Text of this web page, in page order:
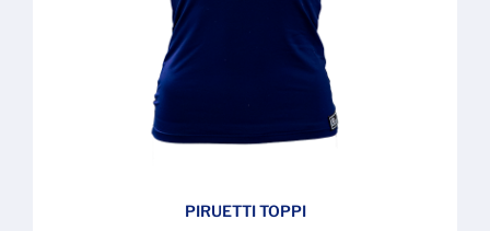
PIRUETTI TOPPI